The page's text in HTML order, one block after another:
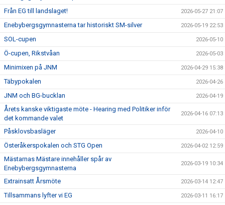
KONTAKT
MEDICINSKT STÖD
Från EG till landslaget! 2026-05-27 21:07
Enebybergsgymnasterna tar historiskt SM-silver 2026-05-19 22:53
SOL-cupen 2026-05-10
Ö-cupen, Rikstvåan 2026-05-03
Minimixen på JNM 2026-04-29 15:38
Täbypokalen 2026-04-26
JNM och BG-bucklan 2026-04-19
Årets kanske viktigaste möte - Hearing med Politiker inför
det kommande valet
2026-04-16 07:13
Påsklovsbasläger 2026-04-10
Österåkerspokalen och STG Open 2026-04-02 12:59
Mästarnas Mästare innehåller spår av
Enebybergsgymnasterna
2026-03-19 10:34
Extrainsatt Årsmöte 2026-03-14 12:47
Tillsammans lyfter vi EG 2026-03-11 16:17